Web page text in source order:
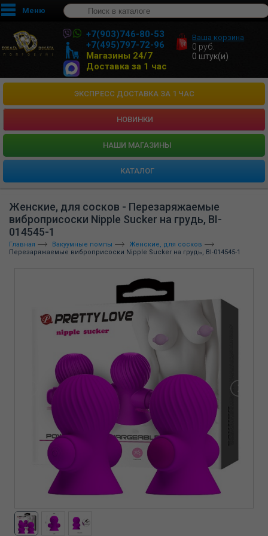
Меню
+7(903)746-80-53
+7(495)797-72-96
Магазины 24/7
Доставка за 1 час
Ваша корзина
0 руб.
0 штук(и)
ЭКСПРЕСС ДОСТАВКА ЗА 1 ЧАС
НОВИНКИ
HАШИ МАГАЗИНЫ
КАТАЛОГ
Женские, для сосков - Перезаряжаемые
виброприсоски Nipple Sucker на грудь, BI-
014545-1
Главная Вакуумные помпы
Женские, для сосков
Перезаряжаемые виброприсоски Nipple Sucker на грудь, BI-014545-1